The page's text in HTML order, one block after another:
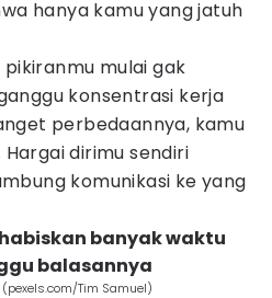
hanya kamu yang jatuh
mulai gak
konsentrasi kerja
perbedaannya, kamu
dirimu sendiri
komunikasi ke yang
banyak waktu
balasannya
Tim Samuel)